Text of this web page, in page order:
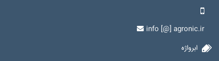
info [@] agronic.ir
ابرواژه